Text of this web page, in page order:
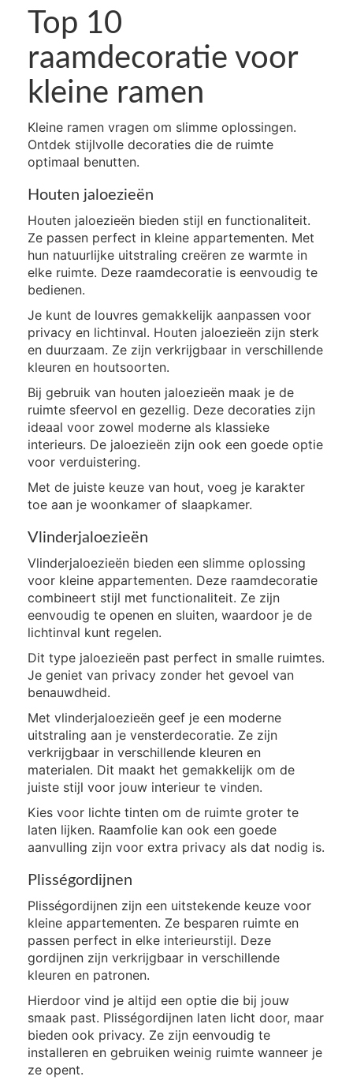
Top 10
raamdecoratie voor
kleine ramen
Kleine ramen vragen om slimme oplossingen.
Ontdek stijlvolle decoraties die de ruimte
optimaal benutten.
Houten jaloezieën
Houten jaloezieën bieden stijl en functionaliteit.
Ze passen perfect in kleine appartementen. Met
hun natuurlijke uitstraling creëren ze warmte in
elke ruimte. Deze raamdecoratie is eenvoudig te
bedienen.
Je kunt de louvres gemakkelijk aanpassen voor
privacy en lichtinval. Houten jaloezieën zijn sterk
en duurzaam. Ze zijn verkrijgbaar in verschillende
kleuren en houtsoorten.
Bij gebruik van houten jaloezieën maak je de
ruimte sfeervol en gezellig. Deze decoraties zijn
ideaal voor zowel moderne als klassieke
interieurs. De jaloezieën zijn ook een goede optie
voor verduistering.
Met de juiste keuze van hout, voeg je karakter
toe aan je woonkamer of slaapkamer.
Vlinderjaloezieën
Vlinderjaloezieën bieden een slimme oplossing
voor kleine appartementen. Deze raamdecoratie
combineert stijl met functionaliteit. Ze zijn
eenvoudig te openen en sluiten, waardoor je de
lichtinval kunt regelen.
Dit type jaloezieën past perfect in smalle ruimtes.
Je geniet van privacy zonder het gevoel van
benauwdheid.
Met vlinderjaloezieën geef je een moderne
uitstraling aan je vensterdecoratie. Ze zijn
verkrijgbaar in verschillende kleuren en
materialen. Dit maakt het gemakkelijk om de
juiste stijl voor jouw interieur te vinden.
Kies voor lichte tinten om de ruimte groter te
laten lijken. Raamfolie kan ook een goede
aanvulling zijn voor extra privacy als dat nodig is.
Plisségordijnen
Plisségordijnen zijn een uitstekende keuze voor
kleine appartementen. Ze besparen ruimte en
passen perfect in elke interieurstijl. Deze
gordijnen zijn verkrijgbaar in verschillende
kleuren en patronen.
Hierdoor vind je altijd een optie die bij jouw
smaak past. Plisségordijnen laten licht door, maar
bieden ook privacy. Ze zijn eenvoudig te
installeren en gebruiken weinig ruimte wanneer je
ze opent.